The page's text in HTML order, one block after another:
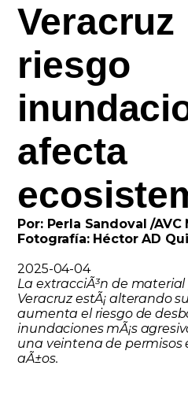
afecta
Por: Perla Sandoval /AVC
Fotografía: Héctor AD
2025-04-04
La extracciÃ³n de
Veracruz estÃ¡ alterando
aumenta el riesgo de
inundaciones mÃ¡s
una veintena de permisos
aÃ±os.